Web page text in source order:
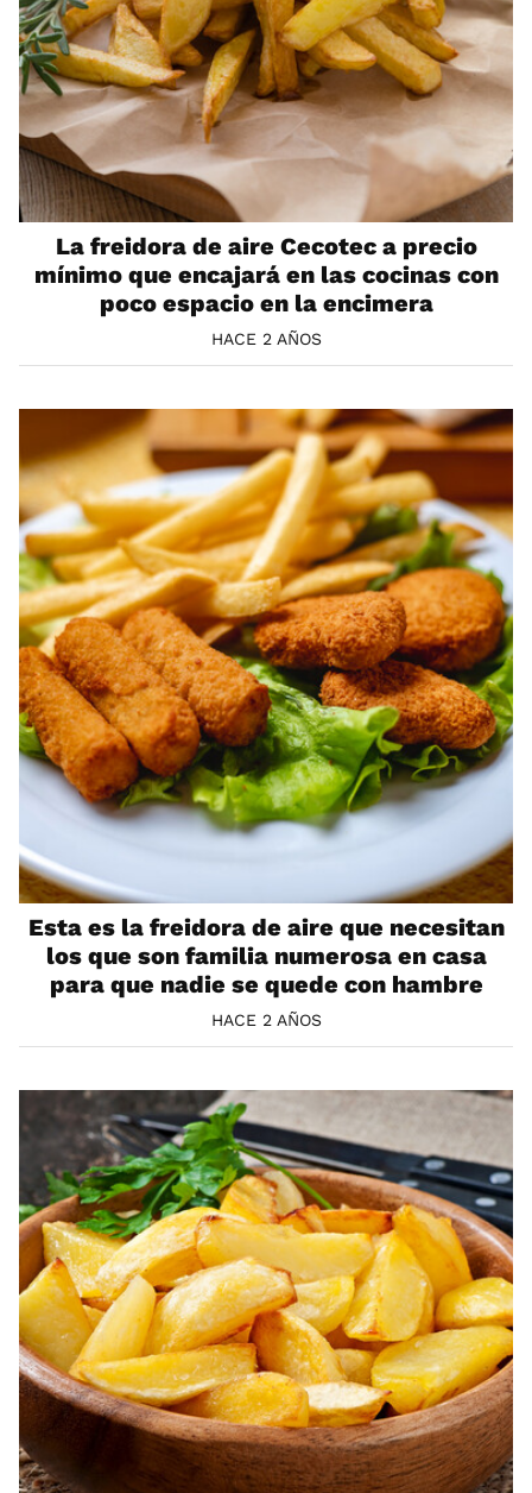
La freidora de aire Cecotec a precio
mínimo que encajará en las cocinas con
poco espacio en la encimera
HACE 2 AÑOS
Esta es la freidora de aire que necesitan
los que son familia numerosa en casa
para que nadie se quede con hambre
HACE 2 AÑOS